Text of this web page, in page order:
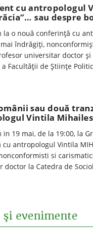
cu antropologul
sau despre
la o nouă conferinţă cu
îndrăgiţi,
universitar doctor
a Facultăţii de Ştiinţe
sau două
Vintila
in 19 mai, de la 19:00, la
antropologul Vintila
si
doctor la Catedra de
evenimente